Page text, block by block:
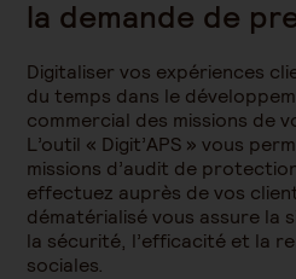
la demande de
Digitaliser vos expériences
du temps dans le
commercial des missions de
L’outil « Digit’APS » vous
missions d’audit de
effectuez auprès de vos
dématérialisé vous assure la
la sécurité, l’efficacité et la
sociales.